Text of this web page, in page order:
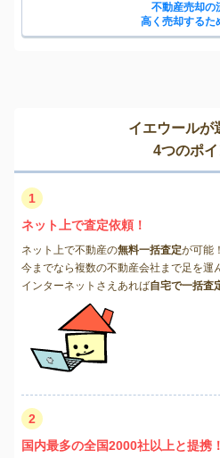
不動産売却の
高く売却するた
イエウールが
4つのポイ
1
ネット上で査定依頼！
ネット上で不動産の無料一括査定が可能！
今までなら複数の不動産会社まで足を運
インターネットさえあれば自宅で一括査
2
国内最多の全国2000社以上と提携！